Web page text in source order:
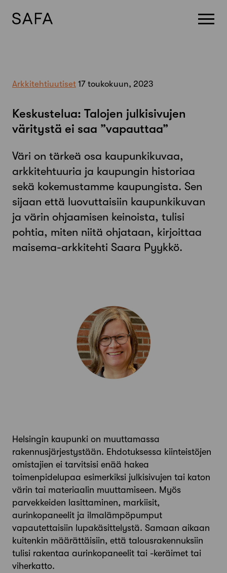
Arkkitehtiuutiset 17 toukokuun, 2023
Keskustelua: Talojen julkisivujen
väritystä ei saa ”vapauttaa”
Väri on tärkeä osa kaupunkikuvaa,
arkkitehtuuria ja kaupungin historiaa
sekä kokemustamme kaupungista. Sen
sijaan että luovuttaisiin kaupunkikuvan
ja värin ohjaamisen keinoista, tulisi
pohtia, miten niitä ohjataan, kirjoittaa
maisema-arkkitehti Saara Pyykkö.
Helsingin kaupunki on muuttamassa
rakennusjärjestystään. Ehdotuksessa kiinteistöjen
omistajien ei tarvitsisi enää hakea
toimenpidelupaa esimerkiksi julkisivujen tai katon
värin tai materiaalin muuttamiseen. Myös
parvekkeiden lasittaminen, markiisit,
aurinkopaneelit ja ilmalämpöpumput
vapautettaisiin lupakäsittelystä. Samaan aikaan
kuitenkin määrättäisiin, että talousrakennuksiin
tulisi rakentaa aurinkopaneelit tai -keräimet tai
viherkatto.